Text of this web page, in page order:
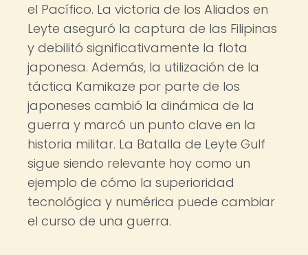
el Pacífico. La victoria de los Aliados en
Leyte aseguró la captura de las Filipinas
y debilitó significativamente la flota
japonesa. Además, la utilización de la
táctica Kamikaze por parte de los
japoneses cambió la dinámica de la
guerra y marcó un punto clave en la
historia militar. La Batalla de Leyte Gulf
sigue siendo relevante hoy como un
ejemplo de cómo la superioridad
tecnológica y numérica puede cambiar
el curso de una guerra.